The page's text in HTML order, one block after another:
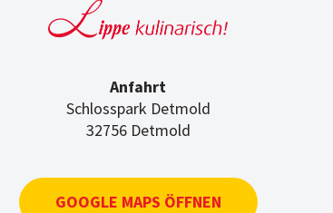
Anfahrt
Schlosspark Detmold
32756 Detmold
GOOGLE MAPS ÖFFNEN